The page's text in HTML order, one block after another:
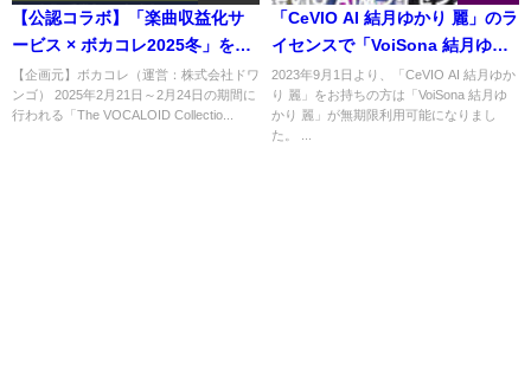
【公認コラボ】「楽曲収益化サ
ービス × ボカコレ2025冬」を開
催
【企画元】ボカコレ（運営：株式会社ドワ
ンゴ） 2025年2月21日～2月24日の期間に
行われる「The VOCALOID Collectio...
「CeVIO AI 結月ゆかり 麗」のラ
イセンスで「VoiSona 結月ゆか
り 麗」が無期限利用可能に
2023年9月1日より、「CeVIO AI 結月ゆか
り 麗」をお持ちの方は「VoiSona 結月ゆ
かり 麗」が無期限利用可能になりまし
た。 ...